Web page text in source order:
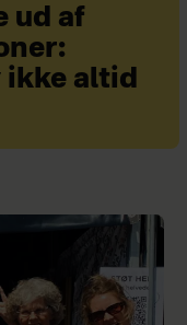
ud af
altid